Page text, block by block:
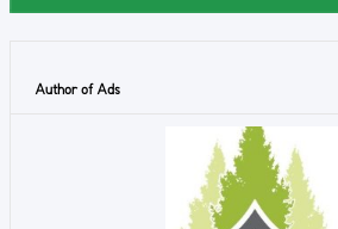
Author of Ads